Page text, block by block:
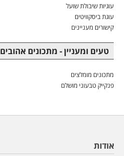
עוגיות שיבולת שועל
עוגת ביסקוויטים
קישורים מעניינים
טעים ומעניין - מתכונים אהובים
מתכונים מומלצים
פנקייק טבעוני מושלם
אודות